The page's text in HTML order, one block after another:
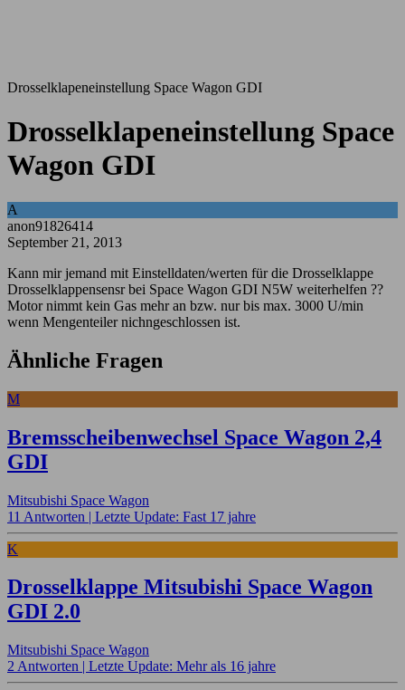
Drosselklapeneinstellung Space Wagon GDI
Drosselklapeneinstellung Space
Wagon GDI
A
anon91826414
September 21, 2013
Kann mir jemand mit Einstelldaten/werten für die Drosselklappe
Drosselklappensensr bei Space Wagon GDI N5W weiterhelfen ??
Motor nimmt kein Gas mehr an bzw. nur bis max. 3000 U/min
wenn Mengenteiler nichngeschlossen ist.
Ähnliche Fragen
M
Bremsscheibenwechsel Space Wagon 2,4
GDI
Mitsubishi Space Wagon
11 Antworten | Letzte Update: Fast 17 jahre
K
Drosselklappe Mitsubishi Space Wagon
GDI 2.0
Mitsubishi Space Wagon
2 Antworten | Letzte Update: Mehr als 16 jahre